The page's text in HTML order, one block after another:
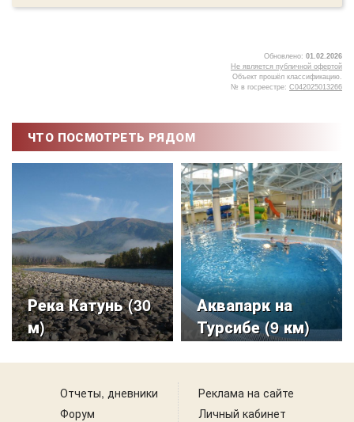
Обновлено: 01.02.2026
Не является публичной офертой
Объект прошёл классификацию.
№ в госреестре: С042025013266
ЧТО ПОСМОТРЕТЬ РЯДОМ
Река Катунь (30
м)
Аквапарк на
Турсибе (9 км)
Отчеты, дневники
Форум
Реклама на сайте
Личный кабинет